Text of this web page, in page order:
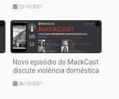
22/12/2021
Novo episódio do MackCast
discute violência doméstica
06/12/2021